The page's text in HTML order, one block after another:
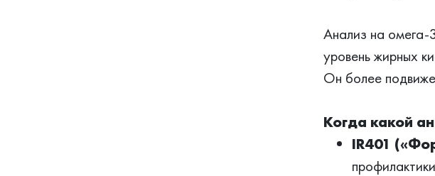
Анализ на омега-
уровень жирных
Он более
Когда какой
IR401